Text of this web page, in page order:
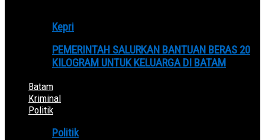
Kepri
PEMERINTAH SALURKAN BANTUAN BERAS 20
KILOGRAM UNTUK KELUARGA DI BATAM
Batam
Kriminal
Politik
Politik